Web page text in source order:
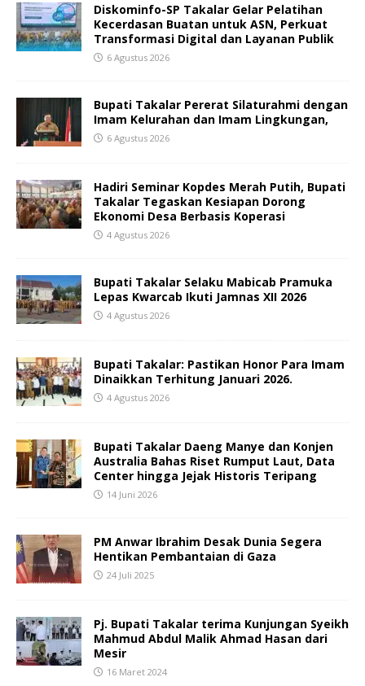
Diskominfo-SP Takalar Gelar Pelatihan
Kecerdasan Buatan untuk ASN, Perkuat
Transformasi Digital dan Layanan Publik
6 Agustus 2026
Bupati Takalar Pererat Silaturahmi dengan
Imam Kelurahan dan Imam Lingkungan,
6 Agustus 2026
Hadiri Seminar Kopdes Merah Putih, Bupati
Takalar Tegaskan Kesiapan Dorong
Ekonomi Desa Berbasis Koperasi
4 Agustus 2026
Bupati Takalar Selaku Mabicab Pramuka
Lepas Kwarcab Ikuti Jamnas XII 2026
4 Agustus 2026
Bupati Takalar: Pastikan Honor Para Imam
Dinaikkan Terhitung Januari 2026.
4 Agustus 2026
Bupati Takalar Daeng Manye dan Konjen
Australia Bahas Riset Rumput Laut, Data
Center hingga Jejak Historis Teripang
14 Juni 2026
PM Anwar Ibrahim Desak Dunia Segera
Hentikan Pembantaian di Gaza
24 Juli 2025
Pj. Bupati Takalar terima Kunjungan Syeikh
Mahmud Abdul Malik Ahmad Hasan dari
Mesir
16 Maret 2024